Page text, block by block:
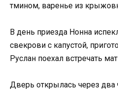
тмином, варенье из
В день приезда Нонна
свекрови с капустой,
Руслан поехал встречать
Дверь открылась через два